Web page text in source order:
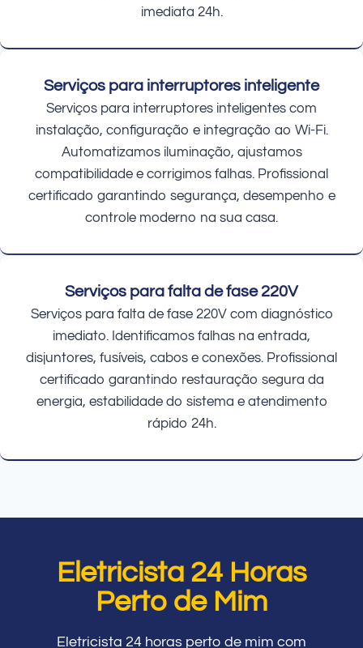
imediata 24h.
Serviços para interruptores inteligente
Serviços para interruptores inteligentes com
instalação, configuração e integração ao Wi-Fi.
Automatizamos iluminação, ajustamos
compatibilidade e corrigimos falhas. Profissional
certificado garantindo segurança, desempenho e
controle moderno na sua casa.
Serviços para falta de fase 220V
Serviços para falta de fase 220V com diagnóstico
imediato. Identificamos falhas na entrada,
disjuntores, fusíveis, cabos e conexões. Profissional
certificado garantindo restauração segura da
energia, estabilidade do sistema e atendimento
rápido 24h.
Eletricista 24 Horas
Perto de Mim
Eletricista 24 horas perto de mim com